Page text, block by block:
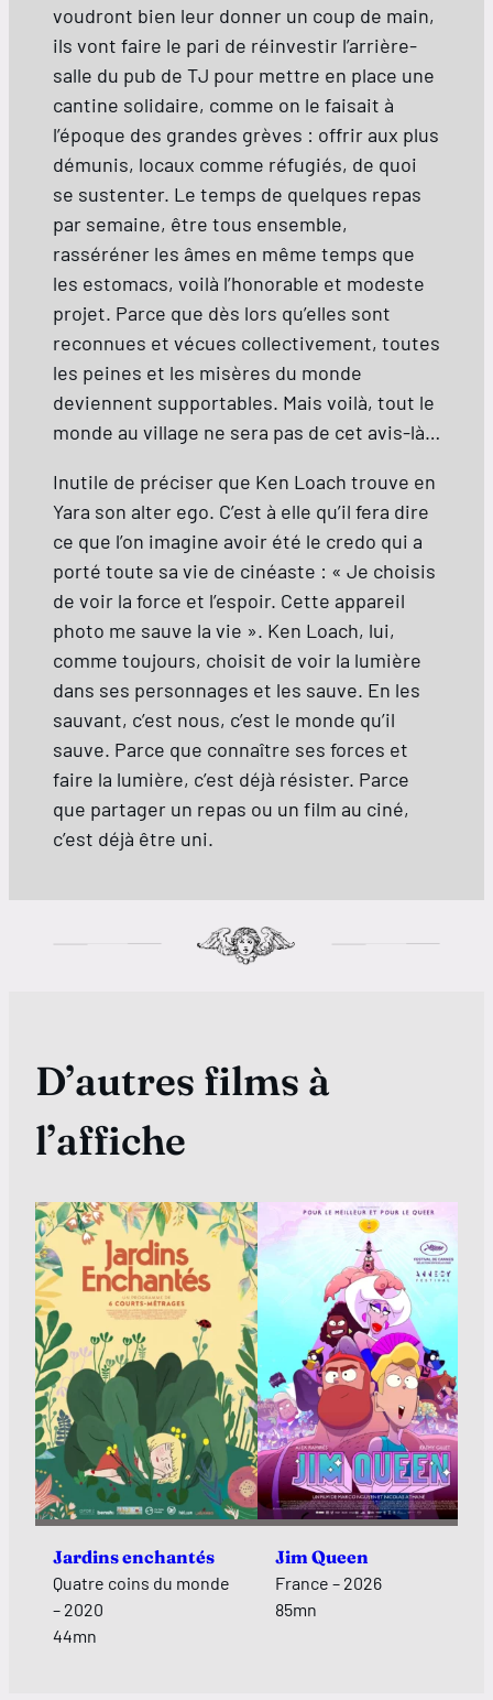
voudront bien leur donner un coup de main,
ils vont faire le pari de réinvestir l’arrière-
salle du pub de TJ pour mettre en place une
cantine solidaire, comme on le faisait à
l’époque des grandes grèves : offrir aux plus
démunis, locaux comme réfugiés, de quoi
se sustenter. Le temps de quelques repas
par semaine, être tous ensemble,
rasséréner les âmes en même temps que
les estomacs, voilà l’honorable et modeste
projet. Parce que dès lors qu’elles sont
reconnues et vécues collectivement, toutes
les peines et les misères du monde
deviennent supportables. Mais voilà, tout le
monde au village ne sera pas de cet avis-là…
Inutile de préciser que Ken Loach trouve en
Yara son alter ego. C’est à elle qu’il fera dire
ce que l’on imagine avoir été le credo qui a
porté toute sa vie de cinéaste : « Je choisis
de voir la force et l’espoir. Cette appareil
photo me sauve la vie ». Ken Loach, lui,
comme toujours, choisit de voir la lumière
dans ses personnages et les sauve. En les
sauvant, c’est nous, c’est le monde qu’il
sauve. Parce que connaître ses forces et
faire la lumière, c’est déjà résister. Parce
que partager un repas ou un film au ciné,
c’est déjà être uni.
D’autres films à
l’affiche
Jardins enchantés
Quatre coins du monde
– 2020
44mn
Jim Queen
France – 2026
85mn